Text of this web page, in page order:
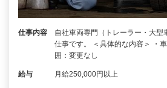
仕事内容
自社車両専門（トレーラー・大型
仕事です。 ＜具体的な内容＞ ・
囲：変更なし
給与 月給250,000円以上